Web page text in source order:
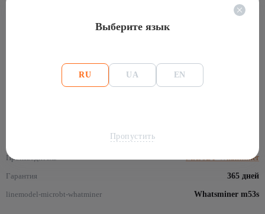
энергоэффективным майнером, идеальным выбором для
опытных майнеров, желающих максимизировать свою
Полные характеристики: MicroBT WhatsMiner
Производитель MicroBT Whatsminer
Гарантия 365 дней
linemodel-microbt-whatminer Whatsminer m53s
Выберите язык
RU UA EN
Пропустить